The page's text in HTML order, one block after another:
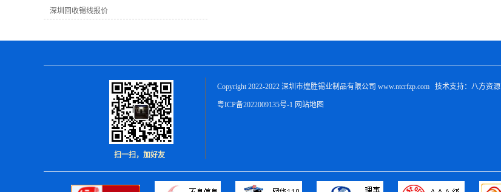
下跌。 3. ****市场价格**：锡是一种有
**市场的金属，其价格会受到**市场价
内回收价格也可能会随之提高。 在梅州
成本等因素，锡膏的回收价格可能会有
所不同。通常情况下，一般工业废锡膏
的回收价格在每公斤几元至十几元不
等，具体价格还需根据实际情况而定。
作为一家致力于锡膏回收的公司，我们
深知锡膏回收对环境保护和资源可持续
利用的重要性。我们公司拥有专业的回
收团队和先进的回收设备，可以为您提
处理的个人，都欢迎与我们联系，我们
深圳回收锡线报价
扫一扫，加好友
Copyright 2022-2022 深圳市煌胜锡业制品有限公司 www.ntcrfzp.com   技术支持：八方资源
粤ICP备2022009135号-1 网站地图